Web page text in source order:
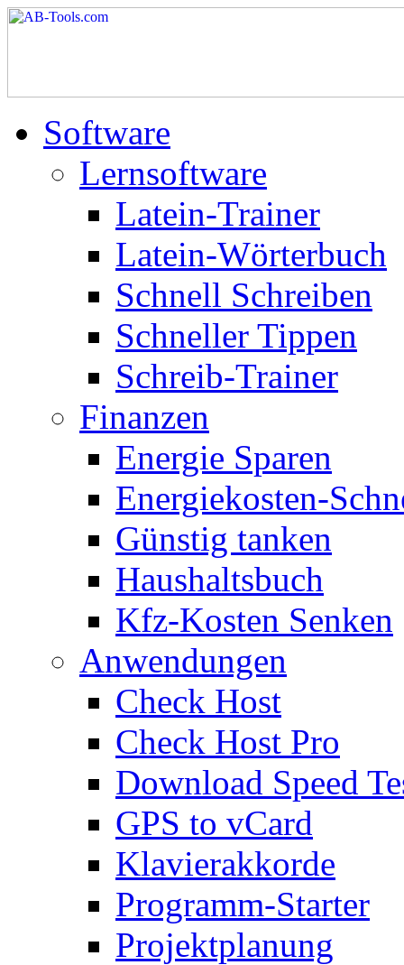
Software
Lernsoftware
Latein-Trainer
Latein-Wörterbuch
Schnell Schreiben
Schneller Tippen
Schreib-Trainer
Finanzen
Energie Sparen
Energiekosten-
Günstig tanken
Haushaltsbuch
Kfz-Kosten Senken
Anwendungen
Check Host
Check Host Pro
Download Speed
GPS to vCard
Klavierakkorde
Programm-Starter
Projektplanung